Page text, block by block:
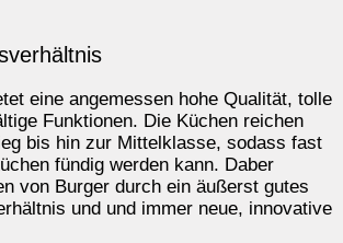
eine angemessen hohe Qualität, tolle
Funktionen. Die Küchen reichen
bis hin zur Mittelklasse, sodass fast
fündig werden kann. Daber
von Burger durch ein äußerst gutes
und und immer neue, innovative